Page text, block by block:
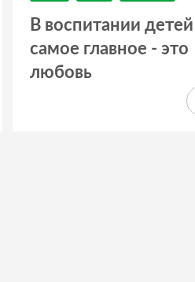
В воспитании детей
самое главное - это
любовь